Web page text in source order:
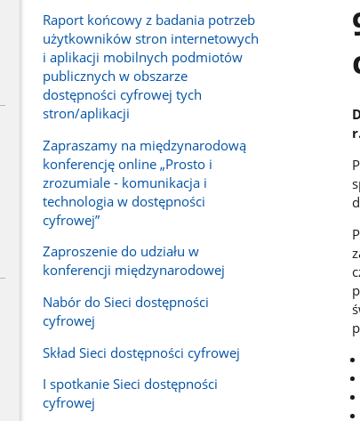
Raport końcowy z badania potrzeb
użytkowników stron internetowych
i aplikacji mobilnych podmiotów
publicznych w obszarze
dostępności cyfrowej tych
stron/aplikacji
Zapraszamy na międzynarodową
konferencję online „Prosto i
zrozumiale - komunikacja i
technologia w dostępności
cyfrowej”
Zaproszenie do udziału w
konferencji międzynarodowej
Nabór do Sieci dostępności
cyfrowej
Skład Sieci dostępności cyfrowej
I spotkanie Sieci dostępności
cyfrowej